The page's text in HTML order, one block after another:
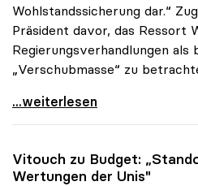
Wohlstandssicherung dar.“
Präsident davor, das Ressort
Regierungsverhandlungen als
„Verschubmasse“ zu
uniko-Präsident:
...weiterlesen
Vitouch zu Budget:
Wertungen der Unis"